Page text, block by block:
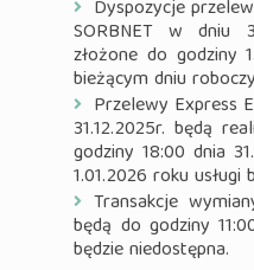
Dyspozycje
SORBNET w dniu
złożone do godziny
bieżącym dniu
Przelewy Express
31.12.2025r. będą
godziny 18:00 dnia
1.01.2026 roku usługi
Transakcje
będą do godziny
będzie niedostępna.